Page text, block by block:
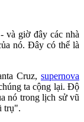
và giờ đây các nhà
nó. Đây có thể là
Cruz, supernova
ta cộng lại. Độ
nó trong lịch sử vũ
trụ".